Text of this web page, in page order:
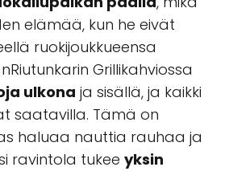
elämää, kun he eivät
ruokijoukkueensa
Grillikahviossa
ulkona ja sisällä, ja kaikki
saatavilla. Tämä on
haluaa nauttia rauhaa ja
ravintola tukee yksin